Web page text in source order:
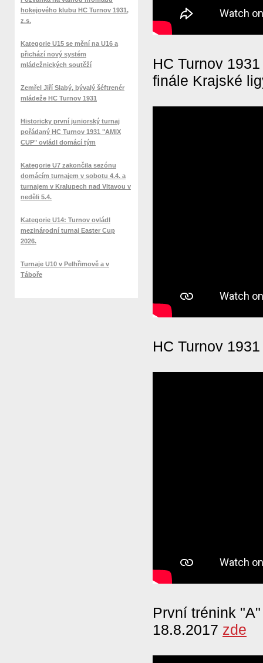
HC Turnov
finále Krajské
HC Turnov
První trénink
18.8.2017 zde
hokejového klubu HC Turnov 1931,
z.s.
Kategorie U15 se mění na U16 a
přichází nový systém
mládežnických soutěží
Zemřel Jiří Slabý, bývalý šéftrenér
mládeže HC Turnov 1931
Historicky první juniorský turnaj
pořádaný HC Turnov 1931 "AMIX
CUP" ovládl domácí tým
Kategorie U7 zakončila sezónu
domácím turnajem v sobotu 4.4. a
turnajem v Kralupech nad Vltavou v
neděli 5.4.
Kategorie U14: Turnov ovládl
mezinárodní turnaj Easter Cup
2026.
Turnaje U10 v Pelhřimově a v
Táboře